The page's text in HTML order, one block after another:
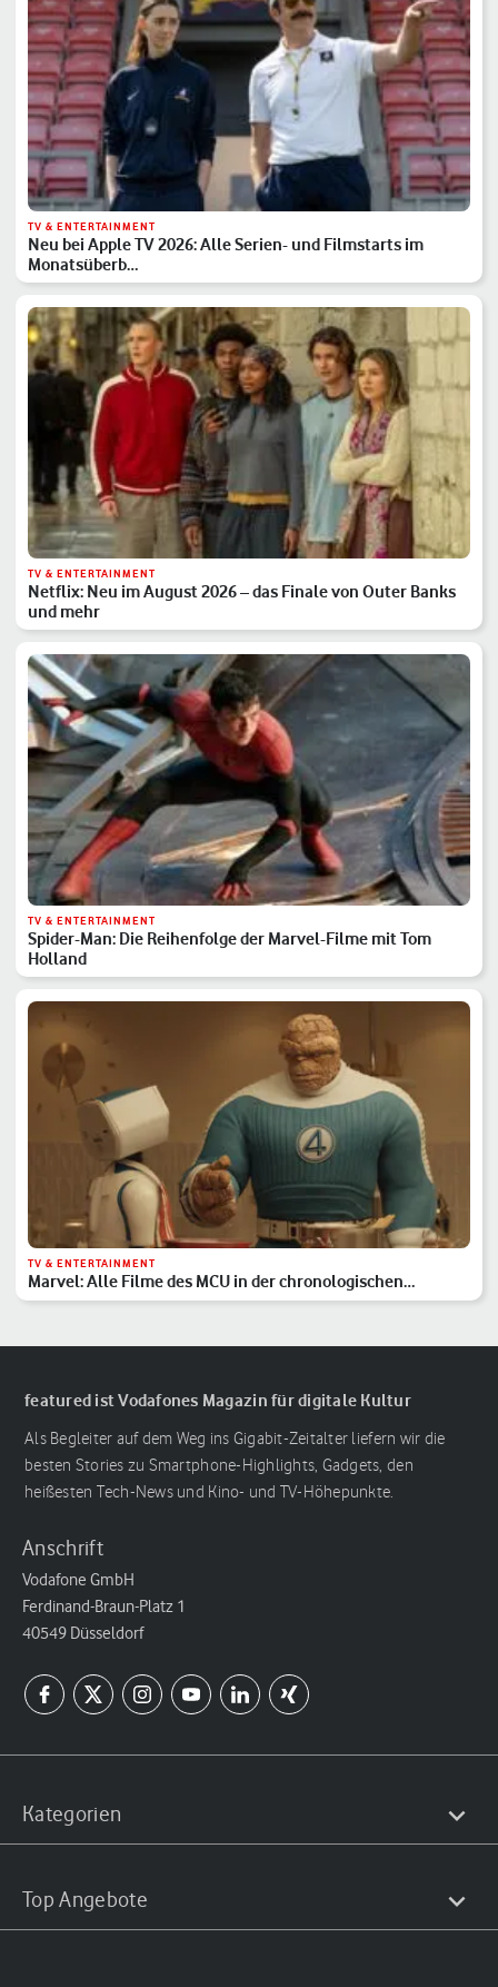
TV & ENTERTAINMENT
Neu bei Apple TV 2026: Alle Serien- und Filmstarts im
Monatsüberb…
TV & ENTERTAINMENT
Netflix: Neu im August 2026 – das Finale von Outer Banks
und mehr
TV & ENTERTAINMENT
Spider-Man: Die Reihenfolge der Marvel-Filme mit Tom
Holland
TV & ENTERTAINMENT
Marvel: Alle Filme des MCU in der chronologischen
Reihenfolge
featured ist Vodafones Magazin für digitale Kultur
Als Begleiter auf dem Weg ins Gigabit-Zeitalter liefern wir die
besten Stories zu Smartphone-Highlights, Gadgets, den
heißesten Tech-News und Kino- und TV-Höhepunkte.
Anschrift
Vodafone GmbH
Ferdinand-Braun-Platz 1
40549 Düsseldorf
Kategorien
Top Angebote